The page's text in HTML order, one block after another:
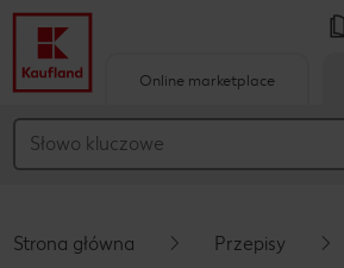
Główna treść
Online marketplace
Strona główna Przepisy